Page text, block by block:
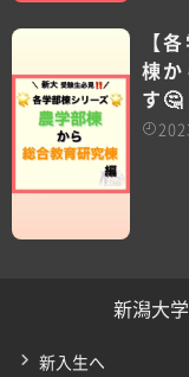
【
棟か
す
新潟大
新入生へ